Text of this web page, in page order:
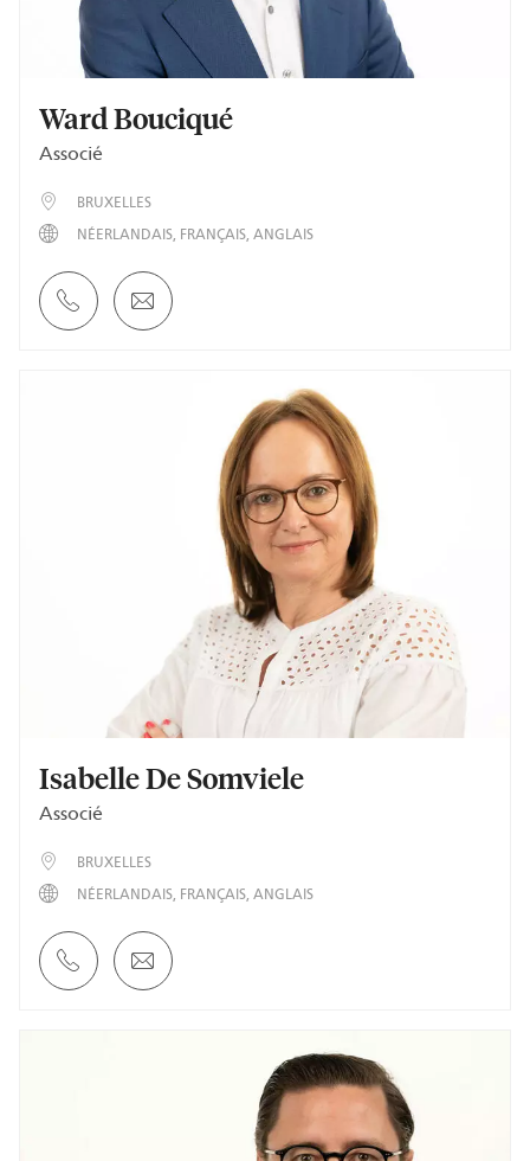
Ward Bouciqué
Associé
BRUXELLES
NÉERLANDAIS FRANÇAIS ANGLAIS
Isabelle De Somviele
Associé
BRUXELLES
NÉERLANDAIS FRANÇAIS ANGLAIS